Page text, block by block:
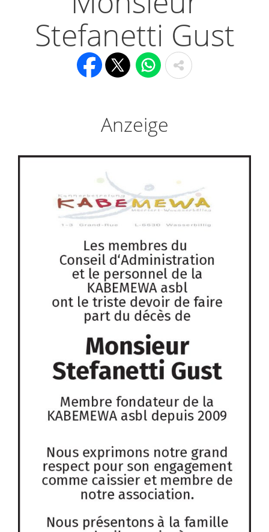
Stefanetti Gust
Anzeige